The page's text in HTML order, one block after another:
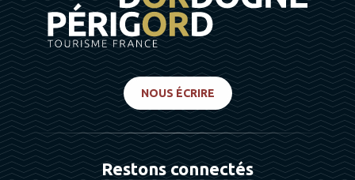
NOUS ÉCRIRE
Restons connectés